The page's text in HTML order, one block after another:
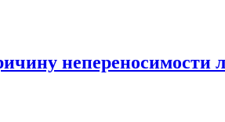
непереносимости